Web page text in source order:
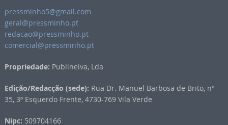
pressminho5@gmail.com
geral@pressminho.pt
redacao@pressminho.pt
comercial@pressminho.pt
Propriedade: Publineiva, Lda
Edição/Redacção (sede): Rua Dr. Manuel Barbosa de Brito, nº
35, 3º Esquerdo Frente, 4730-769 Vila Verde
Nipc: 509704166